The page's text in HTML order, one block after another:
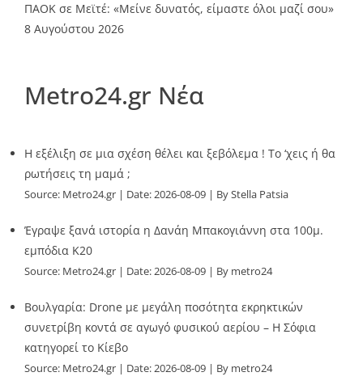
ΠΑΟΚ σε Μεϊτέ: «Μείνε δυνατός, είμαστε όλοι μαζί σου»
8 Αυγούστου 2026
Metro24.gr Νέα
Η εξέλιξη σε μια σχέση θέλει και ξεβόλεμα ! Το ‘χεις ή θα
ρωτήσεις τη μαμά ;
Source: Metro24.gr Date: 2026-08-09 By Stella Patsia
Έγραψε ξανά ιστορία η Δανάη Μπακογιάννη στα 100μ.
εμπόδια Κ20
Source: Metro24.gr Date: 2026-08-09 By metro24
Βουλγαρία: Drone με μεγάλη ποσότητα εκρηκτικών
συνετρίβη κοντά σε αγωγό φυσικού αερίου – Η Σόφια
κατηγορεί το Κίεβο
Source: Metro24.gr Date: 2026-08-09 By metro24